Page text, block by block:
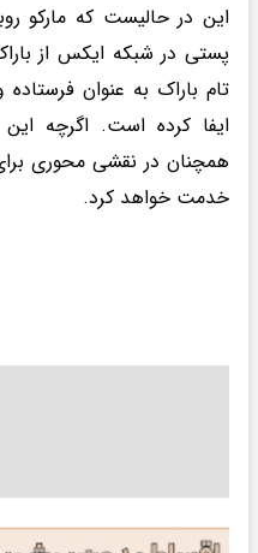
این در حالیست که مارکو
پستی در شبکه ایکس از
تام باراک به عنوان
ایفا کرده است. اگرچه این
همچنان در نقشی محوری
خدمت خواهد کرد.